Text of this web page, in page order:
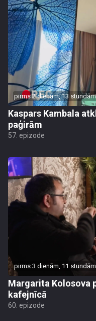
pirms 2 dienām, 13 stundām
Kaspars Kambala
paģirām
57. epizode
pirms 3 dienām, 11 stundām
Margarita Kolosova
kafejnīcā
60. epizode